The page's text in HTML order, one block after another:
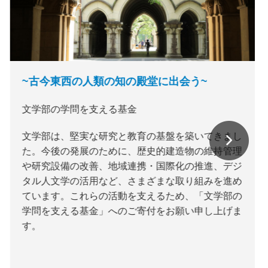
~古今東西の人類の知の殿堂に出会う~
文学部の学問を支える基金
文学部は、堅実な研究と教育の基盤を築いてきまし
た。今後の発展のために、歴史的建造物の維持管理
や研究設備の改善、地域連携・国際化の推進、デジ
タル人文学の活用など、さまざまな取り組みを進め
ています。これらの活動を支えるため、「文学部の
学問を支える基金」へのご寄付をお願い申し上げま
す。